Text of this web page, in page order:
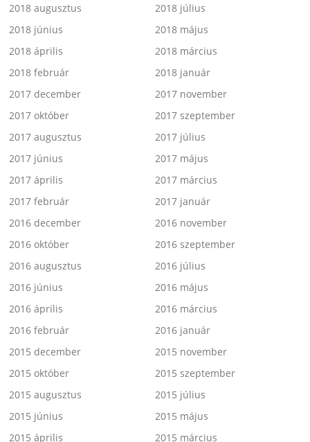
2018 augusztus
2018 július
2018 június
2018 május
2018 április
2018 március
2018 február
2018 január
2017 december
2017 november
2017 október
2017 szeptember
2017 augusztus
2017 július
2017 június
2017 május
2017 április
2017 március
2017 február
2017 január
2016 december
2016 november
2016 október
2016 szeptember
2016 augusztus
2016 július
2016 június
2016 május
2016 április
2016 március
2016 február
2016 január
2015 december
2015 november
2015 október
2015 szeptember
2015 augusztus
2015 július
2015 június
2015 május
2015 április
2015 március